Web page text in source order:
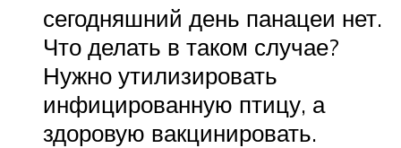
сегодняшний день панацеи нет.
Что делать в таком случае?
Нужно утилизировать
инфицированную птицу, а
здоровую вакцинировать.